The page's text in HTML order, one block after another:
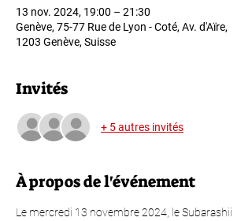
13 nov. 2024, 19:00 – 21:30
Genève, 75-77 Rue de Lyon - Coté, Av. d'Aïre,
1203 Genève, Suisse
Invités
+ 5 autres invités
À propos de l'événement
Le mercredi 13 novembre 2024, le Subarashii